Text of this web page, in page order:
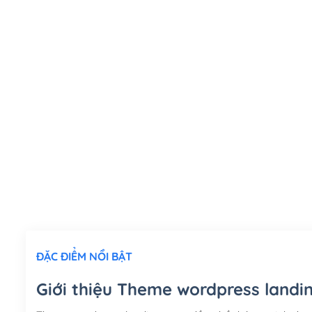
ĐẶC ĐIỂM NỔI BẬT
Giới thiệu Theme wordpress